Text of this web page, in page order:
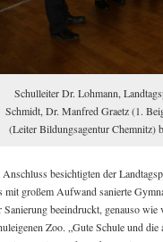
Schulleiter Dr. Lohmann,
Schmidt, Dr. Manfred Graetz (1.
(Leiter Bildungsagentur Chemnitz)
besichtigten der
mit großem Aufwand sanierte
Sanierung beeindruckt, genauso
Zoo. „Gute Schule und